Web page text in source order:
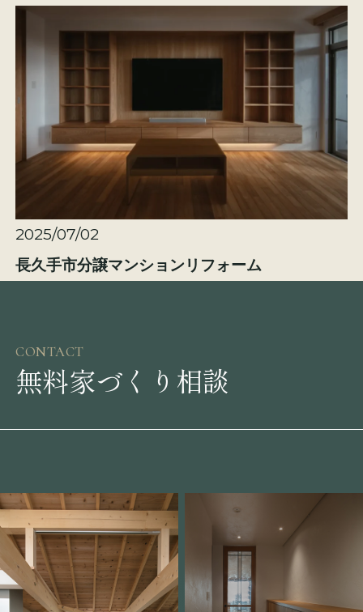
2025/07/02
長久手市分譲マンションリフォーム
CONTACT
無料家づくり相談